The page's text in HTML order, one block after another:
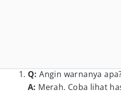
Q:Angin warnanya
A: Merah. Coba lihat